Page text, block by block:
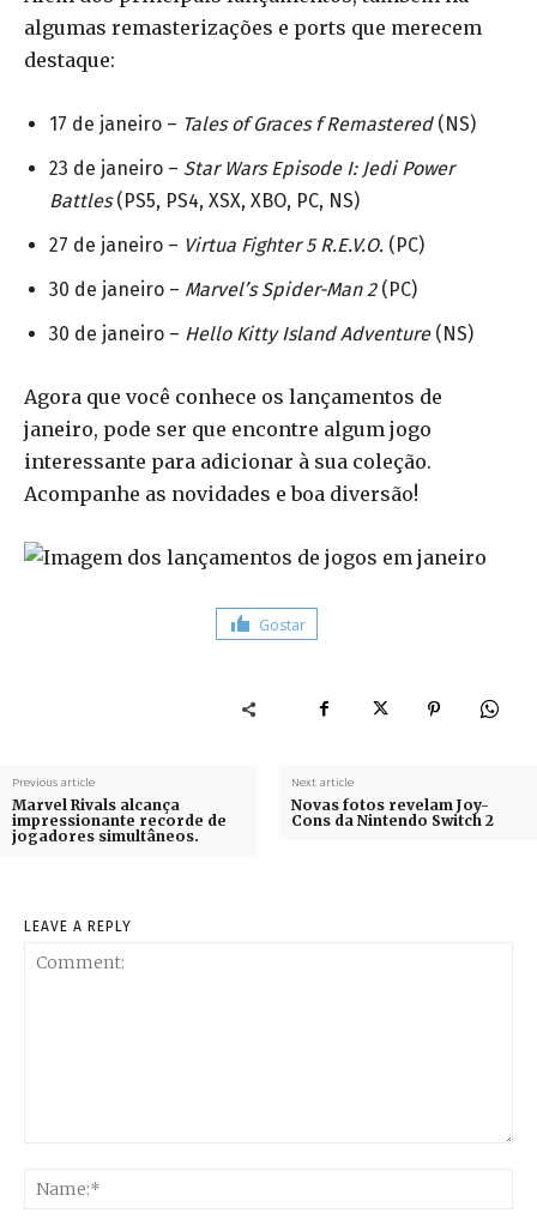
algumas remasterizações e ports que merecem
destaque:
17 de janeiro – Tales of Graces f Remastered(NS)
23 de janeiro – Star Wars Episode I: Jedi Power
Battles(PS5, PS4, XSX, XBO, PC, NS)
27 de janeiro – Virtua Fighter 5 R.E.V.O. (PC)
30 de janeiro – Marvel’s Spider-Man 2(PC)
30 de janeiro – Hello Kitty Island Adventure(NS)
Agora que você conhece os lançamentos de
janeiro, pode ser que encontre algum jogo
interessante para adicionar à sua coleção.
Acompanhe as novidades e boa diversão!
Gostar
Previous article
Marvel Rivals alcança
impressionante recorde de
jogadores simultâneos.
Next article
Novas fotos revelam Joy-
Cons da Nintendo Switch 2
LEAVE A REPLY